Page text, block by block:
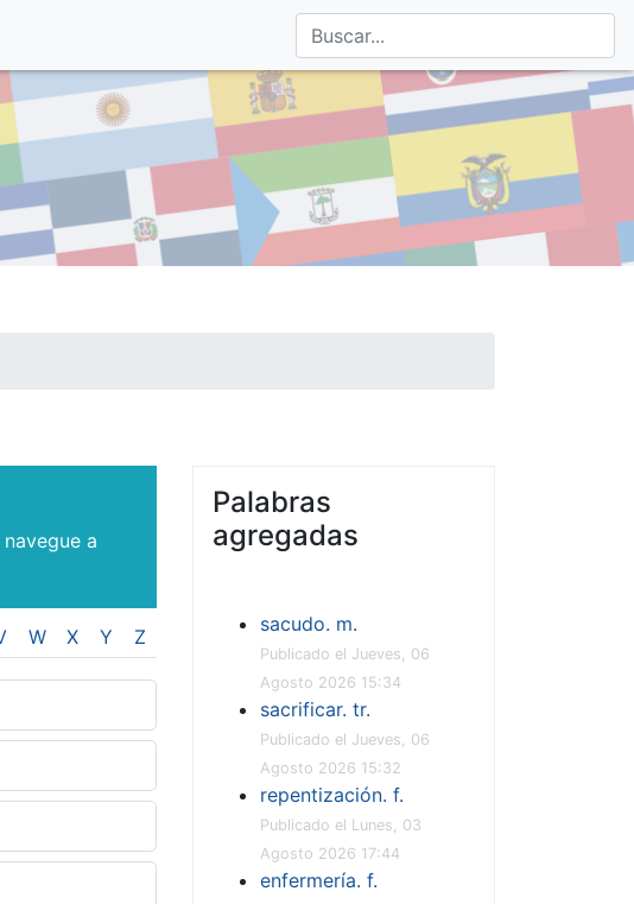
a
W X Y Z
Palabras
agregadas
sacudo. m.
Publicado el Jueves, 06
Agosto 2026 15:34
sacrificar. tr.
Publicado el Jueves, 06
Agosto 2026 15:32
repentización. f.
Publicado el Lunes, 03
Agosto 2026 17:44
enfermería. f.